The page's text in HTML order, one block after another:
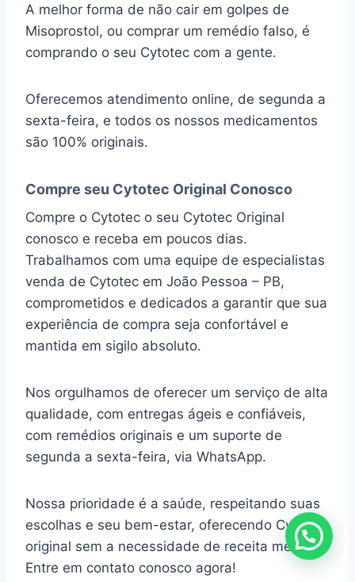
A melhor forma de não cair em golpes de
Misoprostol, ou comprar um remédio falso, é
comprando o seu Cytotec com a gente.
Oferecemos atendimento online, de segunda a
sexta-feira, e todos os nossos medicamentos
são 100% originais.
Compre seu Cytotec Original Conosco
Compre o Cytotec o seu Cytotec Original
conosco e receba em poucos dias.
Trabalhamos com uma equipe de especialistas
venda de Cytotec em João Pessoa – PB,
comprometidos e dedicados a garantir que sua
experiência de compra seja confortável e
mantida em sigilo absoluto.
Nos orgulhamos de oferecer um serviço de alta
qualidade, com entregas ágeis e confiáveis,
com remédios originais e um suporte de
segunda a sexta-feira, via WhatsApp.
Nossa prioridade é a saúde, respeitando suas
escolhas e seu bem-estar, oferecendo Cytotec
original sem a necessidade de receita médica.
Entre em contato conosco agora!